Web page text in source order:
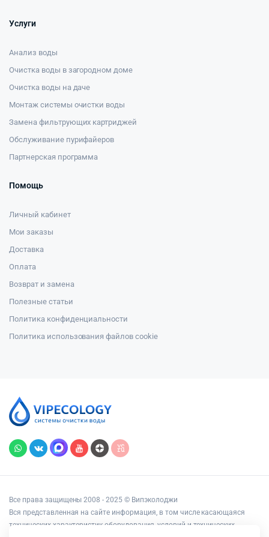
Услуги
Анализ воды
Очистка воды в загородном доме
Очистка воды на даче
Монтаж системы очистки воды
Замена фильтрующих картриджей
Обслуживание пурифайеров
Партнерская программа
Помощь
Личный кабинет
Мои заказы
Доставка
Оплата
Возврат и замена
Полезные статьи
Политика конфиденциальности
Политика использования файлов cookie
Все права защищены 2008 - 2025 © Випэколоджи
Вся представленная на сайте информация, в том числе касающаяся
технических характеристик оборудования, условий и технических